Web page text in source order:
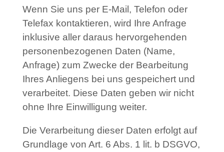
Wenn Sie uns per E-Mail, Telefon oder
Telefax kontaktieren, wird Ihre Anfrage
inklusive aller daraus hervorgehenden
personenbezogenen Daten (Name,
Anfrage) zum Zwecke der Bearbeitung
Ihres Anliegens bei uns gespeichert und
verarbeitet. Diese Daten geben wir nicht
ohne Ihre Einwilligung weiter.
Die Verarbeitung dieser Daten erfolgt auf
Grundlage von Art. 6 Abs. 1 lit. b DSGVO,